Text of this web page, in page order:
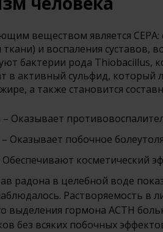
веществом является СЕРА:
ткани) и воспаления
бактерии рода
в активный сульфид, который
а также становится
– Оказывает
Оказывает побочное
косметический
радона в целебной воде
Растворяемость в
выделения гормона ACTH
без всяких побочных